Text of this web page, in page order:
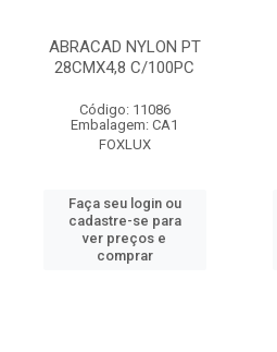
ABRACAD NYLON PT
28CMX4,8 C/100PC
Código: 11086
Embalagem: CA1
FOXLUX
Faça seu login ou
cadastre-se para
ver preços e
comprar